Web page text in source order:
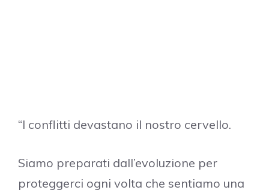
“I conflitti devastano il nostro cervello.
Siamo preparati dall’evoluzione per
proteggerci ogni volta che sentiamo una